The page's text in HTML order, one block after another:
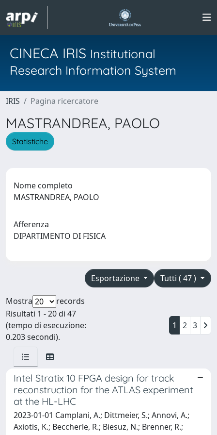
CINECA IRIS Institutional
Research Information System
IRIS Pagina ricercatore
MASTRANDREA, PAOLO
Statistiche
Nome completo
MASTRANDREA, PAOLO
Afferenza
DIPARTIMENTO DI FISICA
Tutti ( 47 )
Esportazione
Mostra
records
Risultati 1 - 20 di 47
(tempo di esecuzione:
0.203 secondi).
1 2 3
Intel Stratix 10 FPGA design for track
reconstruction for the ATLAS experiment
at the HL-LHC
2023-01-01 Camplani, A.; Dittmeier, S.; Annovi, A.;
Axiotis, K.; Beccherle, R.; Biesuz, N.; Brenner, R.;